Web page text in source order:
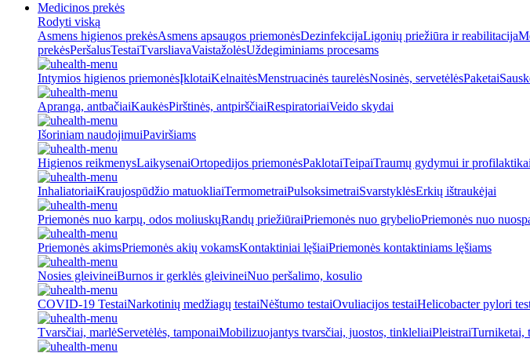
Medicinos prekės
Rodyti viską
Asmens higienos prekėsAsmens apsaugos priemonėsDezinfekcijaLigonių priežiūra ir reabilitacija
prekėsPeršalusTestaiTvarsliavaVaistažolėsUždegiminiams procesams
Intymios higienos priemonėsĮklotaiKelnaitėsMenstruacinės taurelėsNosinės, servetėlėsPaketai
Apranga, antbačiaiKaukėsPirštinės, antpirščiaiRespiratoriaiVeido skydai
Išoriniam naudojimuiPaviršiams
Higienos reikmenysLaikysenaiOrtopedijos priemonėsPaklotaiTeipaiTraumų gydymui ir profilaktikai
InhaliatoriaiKraujospūdžio matuokliaiTermometraiPulsoksimetraiSvarstyklėsErkių ištraukėjai
Priemonės nuo karpų, odos moliuskųRandų priežiūraiPriemonės nuo grybelioPriemonės nuo
Priemonės akimsPriemonės akių vokamsKontaktiniai lęšiaiPriemonės kontaktiniams lęšiams
Nosies gleivineiBurnos ir gerklės gleivineiNuo peršalimo, kosulio
COVID-19 TestaiNarkotinių medžiagų testaiNėštumo testaiOvuliacijos testaiHelicobacter pylori
Tvarsčiai, marlėServetėlės, tamponaiMobilizuojantys tvarsčiai, juostos, tinkleliaiPleistraiTurniketai,